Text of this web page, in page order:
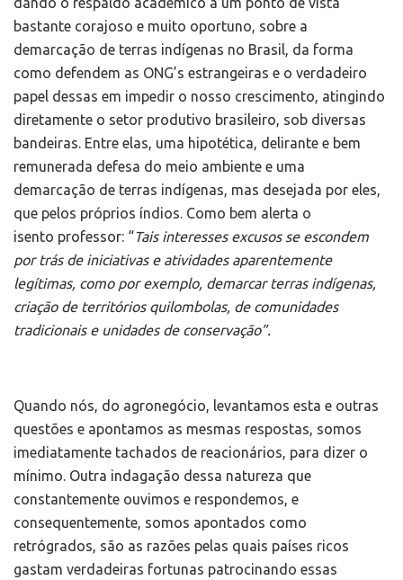
bastante corajoso e muito oportuno, sobre a
demarcação de terras indígenas no Brasil, da forma
como defendem as ONG’s estrangeiras e o verdadeiro
papel dessas em impedir o nosso crescimento, atingindo
diretamente o setor produtivo brasileiro, sob diversas
bandeiras. Entre elas, uma hipotética, delirante e bem
remunerada defesa do meio ambiente e uma
demarcação de terras indígenas, mas desejada por eles,
que pelos próprios índios. Como bem alerta o
isento professor: “Tais interesses excusos se escondem
por trás de iniciativas e atividades aparentemente
legítimas, como por exemplo, demarcar terras indígenas,
criação de territórios quilombolas, de comunidades
tradicionais e unidades de conservação”.
Quando nós, do agronegócio, levantamos esta e outras
questões e apontamos as mesmas respostas, somos
imediatamente tachados de reacionários, para dizer o
mínimo. Outra indagação dessa natureza que
constantemente ouvimos e respondemos, e
consequentemente, somos apontados como
retrógrados, são as razões pelas quais países ricos
gastam verdadeiras fortunas patrocinando essas